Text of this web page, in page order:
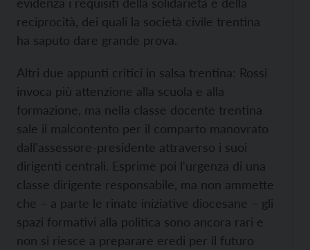
reciprocità, dei quali la società civile trentina
ha saputo dare grande prova.
Altri due appunti critici in salsa trentina: Rossi
invoca più attenzione alla scuola e alla
formazione, ma nella classe docente trentina
sale il malcontento per il comparto manovrato
dall'assessore-presidente attraverso i suoi
dirigenti centrali. Esprime poi l'urgenza di una
classe dirigente responsabile, ma non ammette
che – a parte le rinate iniziative diocesane – gli
spazi formativi alla politica sono ancora rari e
non si riesce a preparare eredi per il futuro